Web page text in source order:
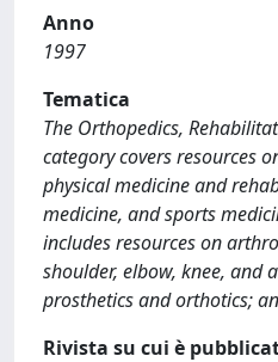
Anno
1997
Tematica
The Orthopedics,
category covers resources
physical medicine and
medicine, and sports
includes resources on
shoulder, elbow, knee, and
prosthetics and orthotics;
Rivista su cui è